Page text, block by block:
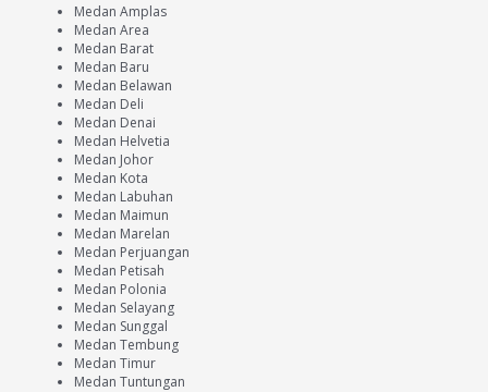
Medan Amplas
Medan Area
Medan Barat
Medan Baru
Medan Belawan
Medan Deli
Medan Denai
Medan Helvetia
Medan Johor
Medan Kota
Medan Labuhan
Medan Maimun
Medan Marelan
Medan Perjuangan
Medan Petisah
Medan Polonia
Medan Selayang
Medan Sunggal
Medan Tembung
Medan Timur
Medan Tuntungan